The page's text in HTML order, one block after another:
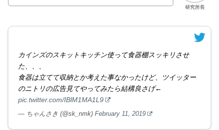
研究所長
カインズのスキットキッチン使って食器棚スッキリさせ
た、、、
食器は立てて収納とか考えた事なかったけど、ツイッター
のニトリの広告見てやってみたら結構良さげ←
pic.twitter.com/IBlM1MA1L9
— ちゃんさき (@sk_nmk) February 11, 2019